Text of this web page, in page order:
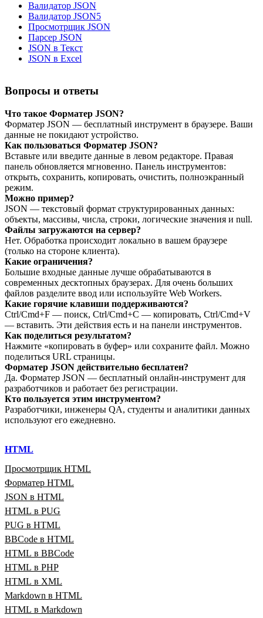
Валидатор JSON
Валидатор JSON5
Просмотрщик JSON
Парсер JSON
JSON в Текст
JSON в Excel
Вопросы и ответы
Что такое Форматер JSON?
Форматер JSON — бесплатный инструмент в браузере. Ваши
данные не покидают устройство.
Как пользоваться Форматер JSON?
Вставьте или введите данные в левом редакторе. Правая
панель обновляется мгновенно. Панель инструментов:
открыть, сохранить, копировать, очистить, полноэкранный
режим.
Можно пример?
JSON — текстовый формат структурированных данных:
объекты, массивы, числа, строки, логические значения и null.
Файлы загружаются на сервер?
Нет. Обработка происходит локально в вашем браузере
(только на стороне клиента).
Какие ограничения?
Большие входные данные лучше обрабатываются в
современных десктопных браузерах. Для очень больших
файлов разделите ввод или используйте Web Workers.
Какие горячие клавиши поддерживаются?
Ctrl/Cmd+F — поиск, Ctrl/Cmd+C — копировать, Ctrl/Cmd+V
— вставить. Эти действия есть и на панели инструментов.
Как поделиться результатом?
Нажмите «копировать в буфер» или сохраните файл. Можно
поделиться URL страницы.
Форматер JSON действительно бесплатен?
Да. Форматер JSON — бесплатный онлайн‑инструмент для
разработчиков и работает без регистрации.
Кто пользуется этим инструментом?
Разработчики, инженеры QA, студенты и аналитики данных
используют его ежедневно.
HTML
Просмотрщик HTML
Форматер HTML
JSON в HTML
HTML в PUG
PUG в HTML
BBCode в HTML
HTML в BBCode
HTML в PHP
HTML в XML
Markdown в HTML
HTML в Markdown